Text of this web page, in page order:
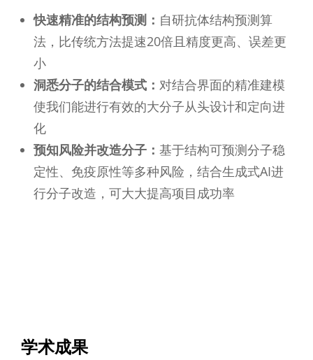
快速精准的结构预测： 自研抗体结构预测算
法，比传统方法提速20倍且精度更高、误差更
小
洞悉分子的结合模式： 对结合界面的精准建模
使我们能进行有效的大分子从头设计和定向进
化
预知风险并改造分子： 基于结构可预测分子稳
定性、免疫原性等多种风险，结合生成式AI进
行分子改造，可大大提高项目成功率
学术成果